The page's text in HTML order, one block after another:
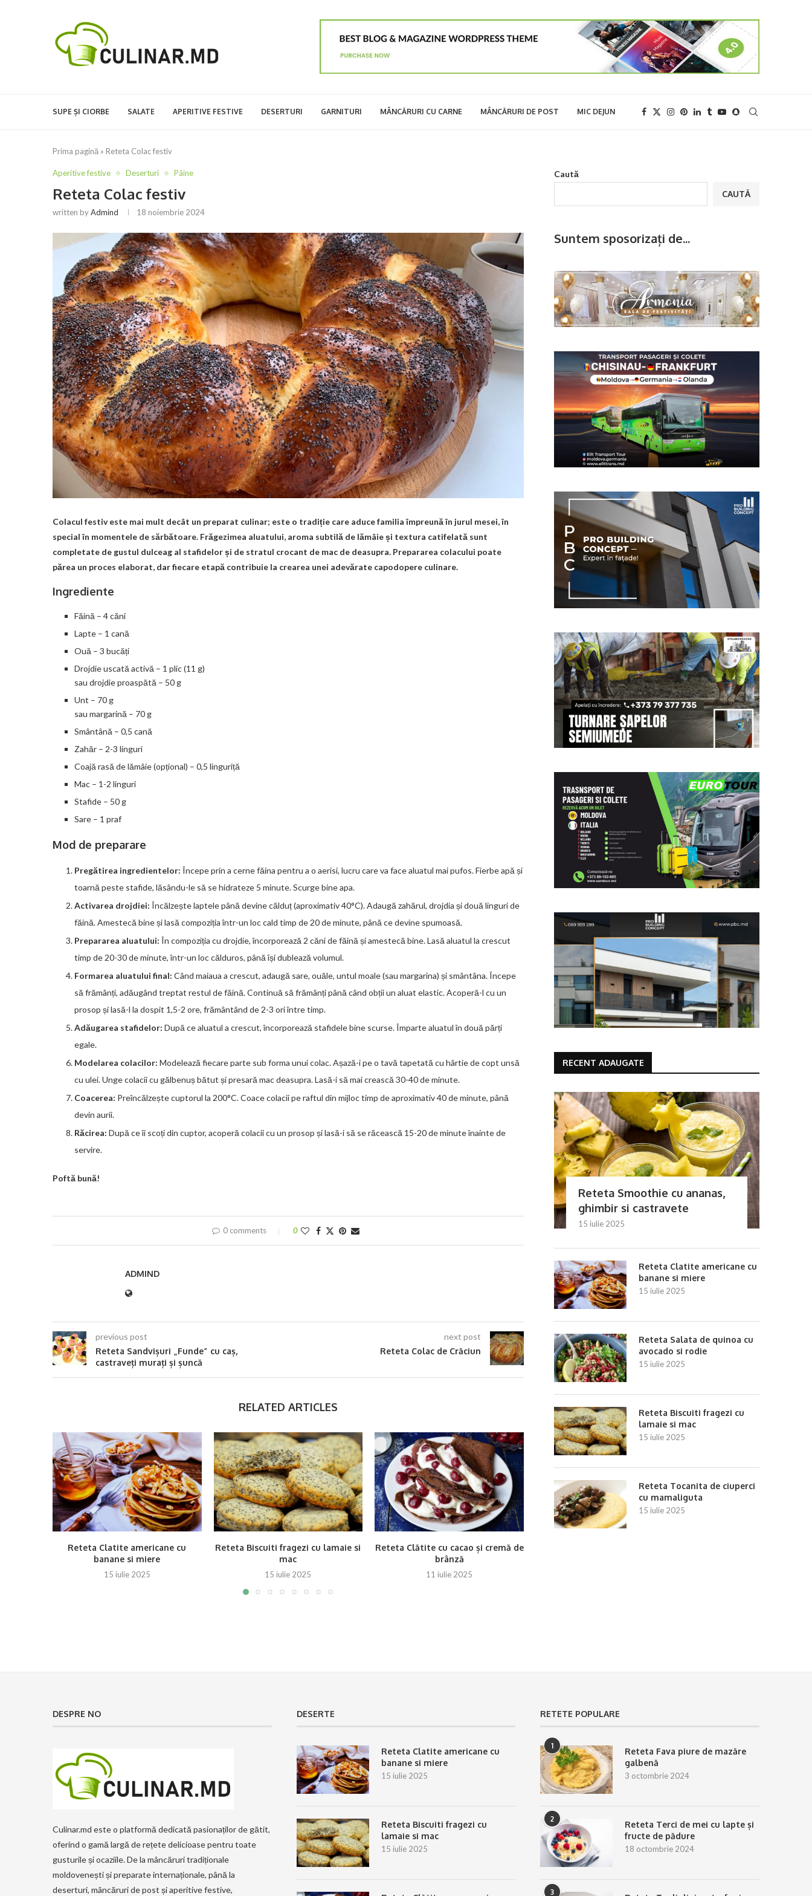
SUPE ȘI CIORBE SALATE APERITIVE FESTIVE DESERTURI GARNITURI MÂNCĂRURI CU CARNE MÂNCĂRURI DE POST MIC DEJUN
Prima pagină » Reteta Colac festiv
Aperitive festive Deserturi Pâine
Reteta Colac festiv
written byAdmind 18 noiembrie 2024
Colacul festiv este mai mult decât un preparat culinar; este o tradiție care aduce familia împreună în jurul mesei, în
special în momentele de sărbătoare. Frăgezimea aluatului, aroma subtilă de lămâie și textura catifelată sunt
completate de gustul dulceag al stafidelor și de stratul crocant de mac de deasupra. Prepararea colacului poate
părea un proces elaborat, dar fiecare etapă contribuie la crearea unei adevărate capodopere culinare.
Ingrediente
Făină – 4 căni
Lapte – 1 cană
Ouă – 3 bucăți
Drojdie uscată activă – 1 plic (11 g)
sau drojdie proaspătă – 50 g
Unt – 70 g
sau margarină – 70 g
Smântână – 0,5 cană
Zahăr – 2-3 linguri
Coajă rasă de lămâie (opțional) – 0,5 linguriță
Mac – 1-2 linguri
Stafide – 50 g
Sare – 1 praf
Mod de preparare
Pregătirea ingredientelor: Începe prin a cerne făina pentru a o aerisi, lucru care va face aluatul mai pufos. Fierbe apă și
toarnă peste stafide, lăsându-le să se hidrateze 5 minute. Scurge bine apa.
Activarea drojdiei: Încălzește laptele până devine călduț (aproximativ 40°C). Adaugă zahărul, drojdia și două linguri de
făină. Amestecă bine și lasă compoziția într-un loc cald timp de 20 de minute, până ce devine spumoasă.
Prepararea aluatului: În compoziția cu drojdie, încorporează 2 căni de făină și amestecă bine. Lasă aluatul la crescut
timp de 20-30 de minute, într-un loc călduros, până își dublează volumul.
Formarea aluatului final: Când maiaua a crescut, adaugă sare, ouăle, untul moale (sau margarina) și smântâna. Începe
să frămânți, adăugând treptat restul de făină. Continuă să frămânți până când obții un aluat elastic. Acoperă-l cu un
prosop și lasă-l la dospit 1,5-2 ore, frământând de 2-3 ori între timp.
Adăugarea stafidelor: După ce aluatul a crescut, încorporează stafidele bine scurse. Împarte aluatul în două părți
egale.
Modelarea colacilor: Modelează fiecare parte sub forma unui colac. Așază-i pe o tavă tapetată cu hârtie de copt unsă
cu ulei. Unge colacii cu gălbenuș bătut și presară mac deasupra. Lasă-i să mai crească 30-40 de minute.
Coacerea: Preîncălzește cuptorul la 200°C. Coace colacii pe raftul din mijloc timp de aproximativ 40 de minute, până
devin aurii.
Răcirea: După ce îi scoți din cuptor, acoperă colacii cu un prosop și lasă-i să se răcească 15-20 de minute înainte de
servire.
Poftă bună!
0 comments 0
ADMIND
previous post
Reteta Sandvișuri „Funde” cu caș,
castraveți murați și șuncă
next post
Reteta Colac de Crăciun
RELATED ARTICLES
Reteta Clatite americane cu
banane si miere
15 iulie 2025
Reteta Biscuiti fragezi cu lamaie si
mac
15 iulie 2025
Reteta Clătite cu cacao și cremă de
brânză
11 iulie 2025
Caută
CAUTĂ
Suntem sposorizați de...
RECENT ADAUGATE
Reteta Smoothie cu ananas,
ghimbir si castravete
15 iulie 2025
Reteta Clatite americane cu
banane si miere
15 iulie 2025
Reteta Salata de quinoa cu
avocado si rodie
15 iulie 2025
Reteta Biscuiti fragezi cu
lamaie si mac
15 iulie 2025
Reteta Tocanita de ciuperci
cu mamaliguta
15 iulie 2025
DESPRE NO
Culinar.md este o platformă dedicată pasionaților de gătit,
oferind o gamă largă de rețete delicioase pentru toate
gusturile și ocaziile. De la mâncăruri tradiționale
moldovenești și preparate internaționale, până la
deserturi, mâncăruri de post și aperitive festive,
DESERTE
Reteta Clatite americane cu
banane si miere
15 iulie 2025
Reteta Biscuiti fragezi cu
lamaie si mac
15 iulie 2025
RETETE POPULARE
1
Reteta Fava piure de mazăre
galbenă
3 octombrie 2024
2
Reteta Terci de mei cu lapte și
fructe de pădure
18 octombrie 2024
3